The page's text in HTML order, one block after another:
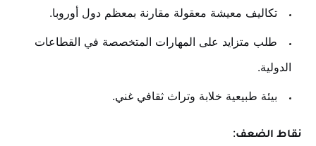
تكاليف معيشة معقولة مقارنة بمعظم دول أوروبا.
طلب متزايد على المهارات المتخصصة في القطاعات
الدولية.
بيئة طبيعية خلابة وتراث ثقافي غني.
نقاط الضعف: